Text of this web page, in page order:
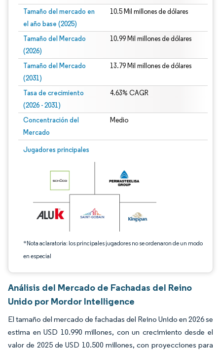
Tamaño del mercado en
el año base (2025)
10.5 Mil millones de dólares
Tamaño del Mercado
(2026)
10.99 Mil millones de dólares
Tamaño del Mercado
(2031)
13.79 Mil millones de dólares
Tasa de crecimiento
(2026 - 2031)
4.63% CAGR
Concentración del
Mercado
Medio
Jugadores principales
*Nota aclaratoria: los principales jugadores no se ordenaron de un modo
en especial
Imagen © Mordor Intelligence. El uso requiere atribución según CC BY 4.0.
Análisis del Mercado de Fachadas del Reino
Unido por Mordor Intelligence
El tamaño del mercado de fachadas del Reino Unido en 2026 se
estima en USD 10.990 millones, con un crecimiento desde el
valor de 2025 de USD 10.500 millones, con proyecciones para